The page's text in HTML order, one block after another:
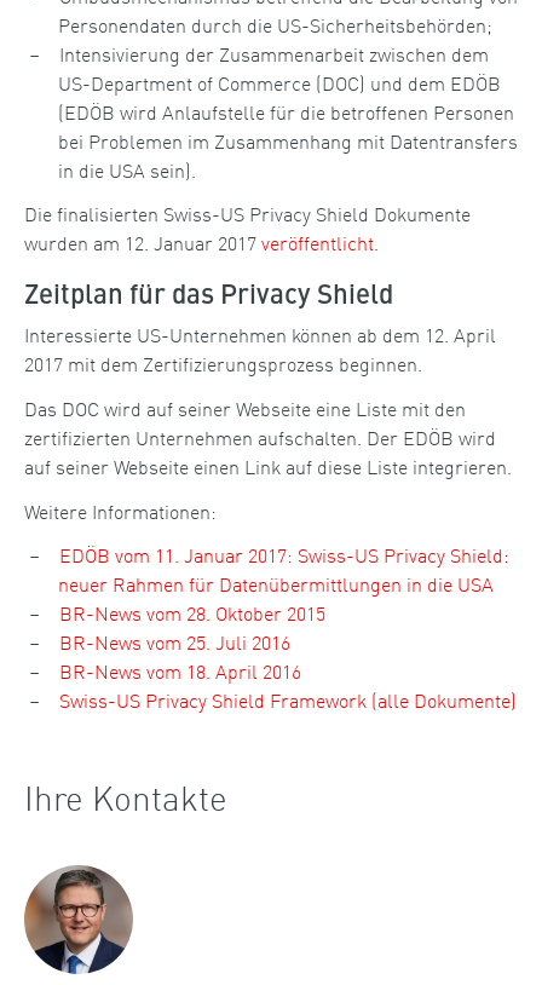
Ihre Kontakte
Personendaten durch die US-Sicherheitsbehörden;
Intensivierung der Zusammenarbeit zwischen dem
US-Department of Commerce (DOC) und dem EDÖB
(EDÖB wird Anlaufstelle für die betroffenen Personen
bei Problemen im Zusammenhang mit Datentransfers
in die USA sein).
Die finalisierten Swiss-US Privacy Shield Dokumente
wurden am 12. Januar 2017veröffentlicht.
Zeitplan für das Privacy Shield
Interessierte US-Unternehmen können ab dem 12. April
2017 mit dem Zertifizierungsprozess beginnen.
Das DOC wird auf seiner Webseite eine Liste mit den
zertifizierten Unternehmen aufschalten. Der EDÖB wird
auf seiner Webseite einen Link auf diese Liste integrieren.
Weitere Informationen:
EDÖB vom 11. Januar 2017: Swiss-US Privacy Shield:
neuer Rahmen für Datenübermittlungen in die USA
BR-News vom 28. Oktober 2015
BR-News vom 25. Juli 2016
BR-News vom 18. April 2016
Swiss-US Privacy Shield Framework (alle Dokumente)